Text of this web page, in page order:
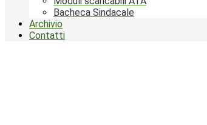
Bacheca Sindacale
Archivio
Contatti